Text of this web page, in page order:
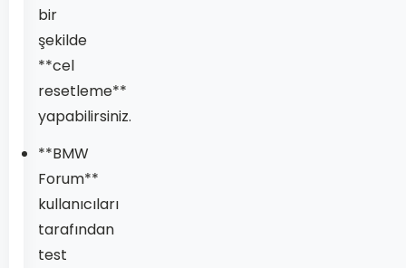
bir
şekilde
**cel
resetleme**
yapabilirsiniz.
**BMW
Forum**
kullanıcıları
tarafından
test